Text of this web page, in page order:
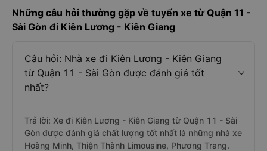
Những câu hỏi thường gặp về tuyến xe từ Quận 11 -
Sài Gòn đi Kiên Lương - Kiên Giang
Câu hỏi: Nhà xe đi Kiên Lương - Kiên Giang
từ Quận 11 - Sài Gòn được đánh giá tốt
nhất?
Trả lời: Xe đi Kiên Lương - Kiên Giang từ Quận 11 - Sài
Gòn được đánh giá chất lượng tốt nhất là những nhà xe
Hoàng Minh, Thiện Thành Limousine, Phương Trang.